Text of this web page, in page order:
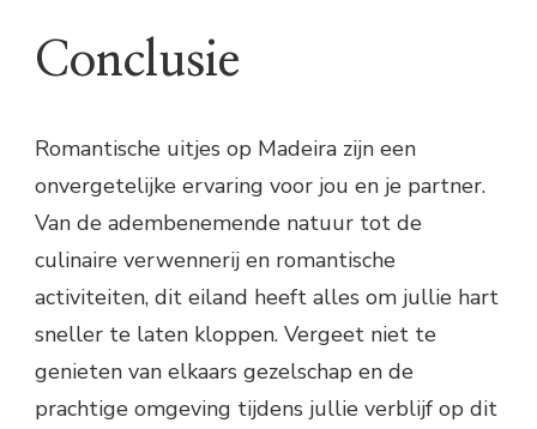
Conclusie
Romantische uitjes op Madeira zijn een
onvergetelijke ervaring voor jou en je partner.
Van de adembenemende natuur tot de
culinaire verwennerij en romantische
activiteiten, dit eiland heeft alles om jullie hart
sneller te laten kloppen. Vergeet niet te
genieten van elkaars gezelschap en de
prachtige omgeving tijdens jullie verblijf op dit